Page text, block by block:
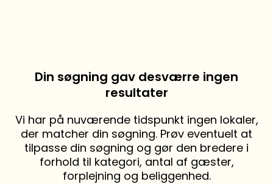
Din søgning gav desværre ingen
resultater
Vi har på nuværende tidspunkt ingen lokaler,
der matcher din søgning. Prøv eventuelt at
tilpasse din søgning og gør den bredere i
forhold til kategori, antal af gæster,
forplejning og beliggenhed.